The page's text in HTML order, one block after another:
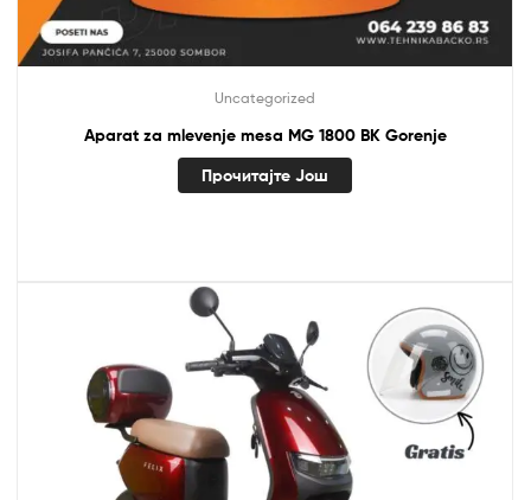
Uncategorized
Aparat za mlevenje mesa MG 1800 BK Gorenje
Прочитајте Још